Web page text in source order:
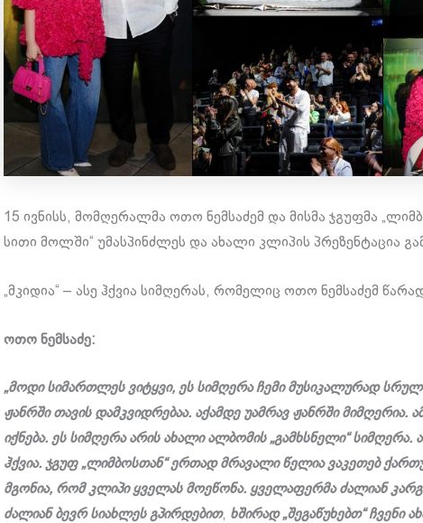
15 ივნისს, მომღერალმა ოთო ნემსაძემ და მისმა ჯგუფმა
სითი მოლში“ უმასპინძლეს და ახალი კლიპის პრეზენტაცია
„მკიდია“ – ასე ჰქვია სიმღერას, რომელიც ოთო ნემსაძემ
ოთო ნემსაძე:
„მოდი სიმართლეს ვიტყვი, ეს სიმღერა ჩემი მუსიკალურად
ჟანრში თავის დამკვიდრებაა. აქამდე უამრავ ჟანრში მიმღერია.
იქნება. ეს სიმღერა არის ახალი ალბომის „გამხსნელი“ სიმღერა.
ჰქვია. ჯგუფ „ლიმბოსთან“ ერთად მრავალი წელია ვაკეთებ
მგონია, რომ კლიპი ყველას მოეწონა. ყველაფერმა ძალიან
ძალიან ბევრ სიახლეს გპირდებით, ხშირად „შეგაწუხებთ“ ჩვენი